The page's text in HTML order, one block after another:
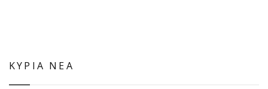
ΚΥΡΙΑ ΝΕΑ